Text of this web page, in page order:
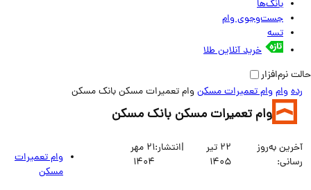
بانک‌ها
جست‌وجوی وام
تسه
خرید آنلاین طلا
وام وام تعمیرات مسکنوام تعمیرات مسکن بانک مسکن
وام تعمیرات مسکن بانک مسکن
به‌روز
22 تیر
1405
انتشار: 21 مهر
1404
وام تعمیرات
مسکن